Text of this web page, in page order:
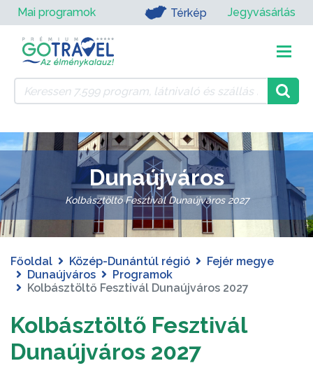
Mai programok Térkép Jegyvásárlás
Dunaújváros
Kolbásztöltő Fesztivál Dunaújváros 2027
Főoldal Közép-Dunántúl régió
Fejér megye
Dunaújváros
Programok
Kolbásztöltő Fesztivál Dunaújváros 2027
Kolbásztöltő Fesztivál
Dunaújváros 2027